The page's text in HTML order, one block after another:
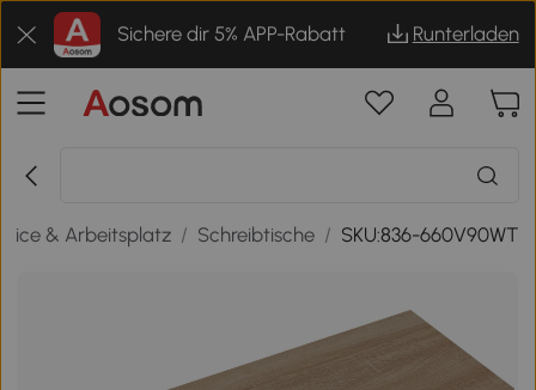
Sichere dir 5% APP-Rabatt Runterladen
& Arbeitsplatz / Schreibtische / SKU:836-660V90WT